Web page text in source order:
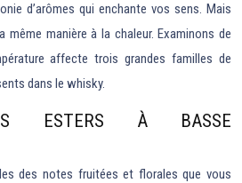
d’arômes qui enchante vos sens. Mais
manière à la chaleur. Examinons de
affecte trois grandes familles de
dans le whisky.
ESTERS À BASSE
des notes fruitées et florales que vous